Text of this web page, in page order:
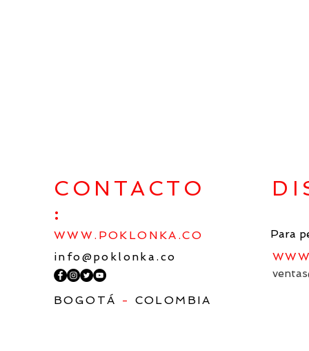
CONTACTO
:
WWW.POKLONKA.CO
info@poklonka.co
Para
BOGOTÁ - COLOMBIA